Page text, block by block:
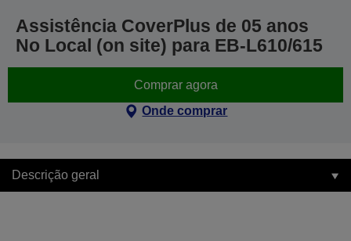
Assistência CoverPlus de 05 anos
No Local (on site) para EB-L610/615
Comprar agora
Onde comprar
Descrição geral